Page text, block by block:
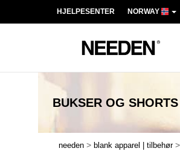
HJELPESENTER NORWAY
BUKSER OG
needen > blank apparel | tilbehør >